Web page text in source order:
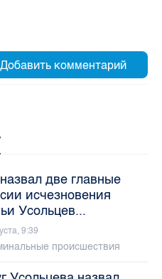
две главные
исчезновения
Усольцев...
9:39
происшествия